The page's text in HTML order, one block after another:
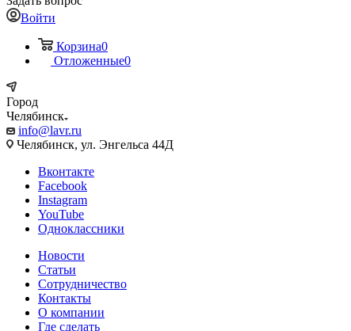
Войти
Корзина0
Отложенные0
Город
Челябинск
info@lavr.ru
Челябинск, ул. Энгельса 44Д
Вконтакте
Facebook
Instagram
YouTube
Одноклассники
Новости
Статьи
Сотрудничество
Контакты
О компании
Где сделать